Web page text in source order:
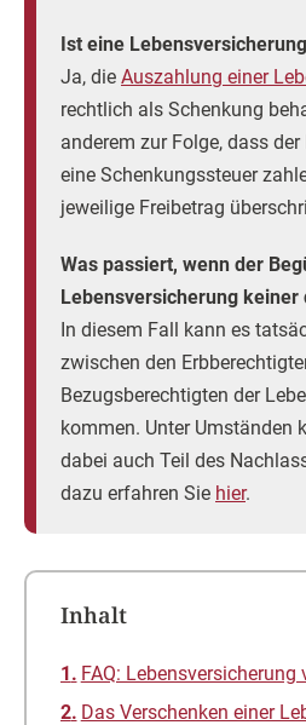
Ist eine
Ja, die Auszahlung einer
rechtlich als Schenkung
anderem zur Folge, dass
eine Schenkungssteuer
jeweilige Freibetrag
Was passiert, wenn der
Lebensversicherung keiner
In diesem Fall kann es
zwischen den
Bezugsberechtigten der
kommen. Unter Umständen
dabei auch Teil des
dazu erfahren Sie hier.
Inhalt
FAQ: Lebensversicherung
Das Verschenken einer